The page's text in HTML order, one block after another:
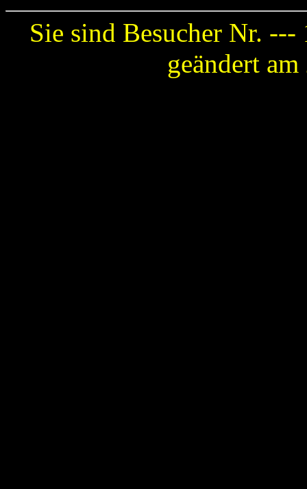
Sie sind Besucher Nr. ---
geändert